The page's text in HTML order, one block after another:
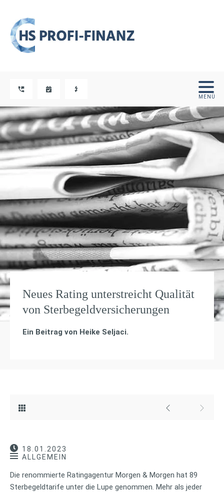
Neues Rating unterstreicht Qualität
von Sterbegeldversicherungen
Ein Beitrag von Heike Seljaci.
18.01.2023
ALLGEMEIN
Die renommierte Ratingagentur Morgen & Morgen hat 89
Sterbegeldtarife unter die Lupe genommen. Mehr als jeder